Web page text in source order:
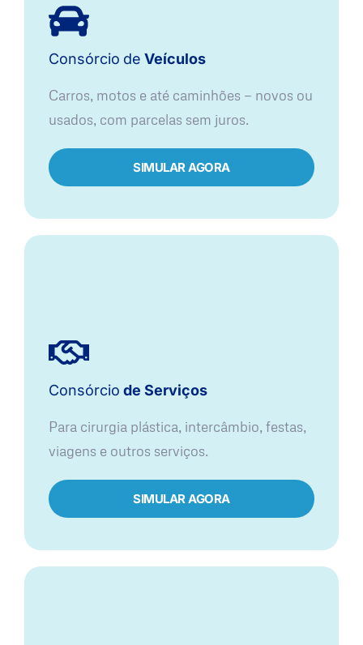
Consórcio de Veículos
Carros, motos e até caminhões — novos ou
usados, com parcelas sem juros.
SIMULAR AGORA
Consórcio de Serviços
Para cirurgia plástica, intercâmbio, festas,
viagens e outros serviços.
SIMULAR AGORA